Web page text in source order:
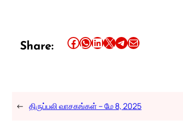
Share: Share this article on Facebook Share this article on WhatsApp Share this article on LinkedIn Share this article on X Share this article on TelegramEmail this Article
← திருப்பலி வாசகங்கள் – மே 8, 2025